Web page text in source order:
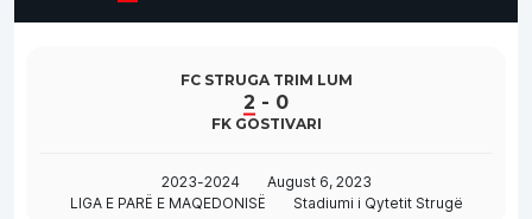
FC STRUGA TRIM LUM
2 - 0
FK GOSTIVARI
2023-2024
August 6, 2023
LIGA E PARË E MAQEDONISË
Stadiumi i Qytetit Strugë